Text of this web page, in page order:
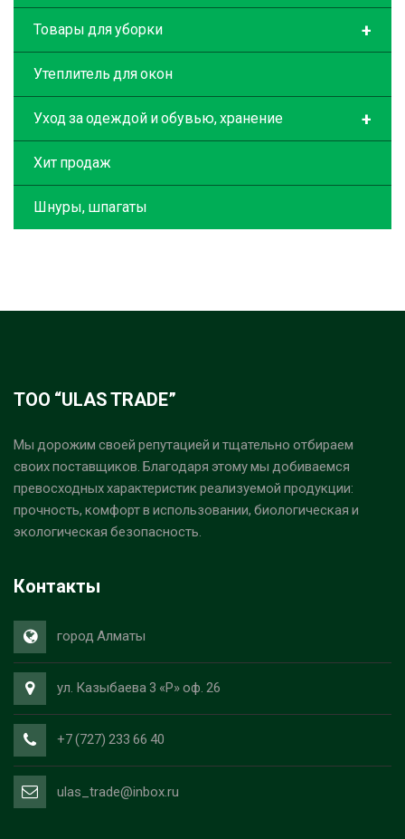
+
Товары для уборки
Утеплитель для окон
+
Уход за одеждой и обувью, хранение
Хит продаж
Шнуры, шпагаты
ТОО “ULAS TRADE”
Мы дорожим своей репутацией и тщательно отбираем
своих поставщиков. Благодаря этому мы добиваемся
превосходных характеристик реализуемой продукции:
прочность, комфорт в использовании, биологическая и
экологическая безопасность.
Контакты
город Алматы
ул. Казыбаева 3 «Р» оф. 26
+7 (727) 233 66 40
ulas_trade@inbox.ru